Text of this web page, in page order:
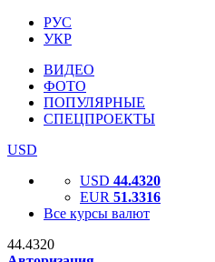
РУС
УКР
ВИДЕО
ФОТО
ПОПУЛЯРНЫЕ
СПЕЦПРОЕКТЫ
USD
USD 44.4320
EUR 51.3316
Все курсы валют
44.4320